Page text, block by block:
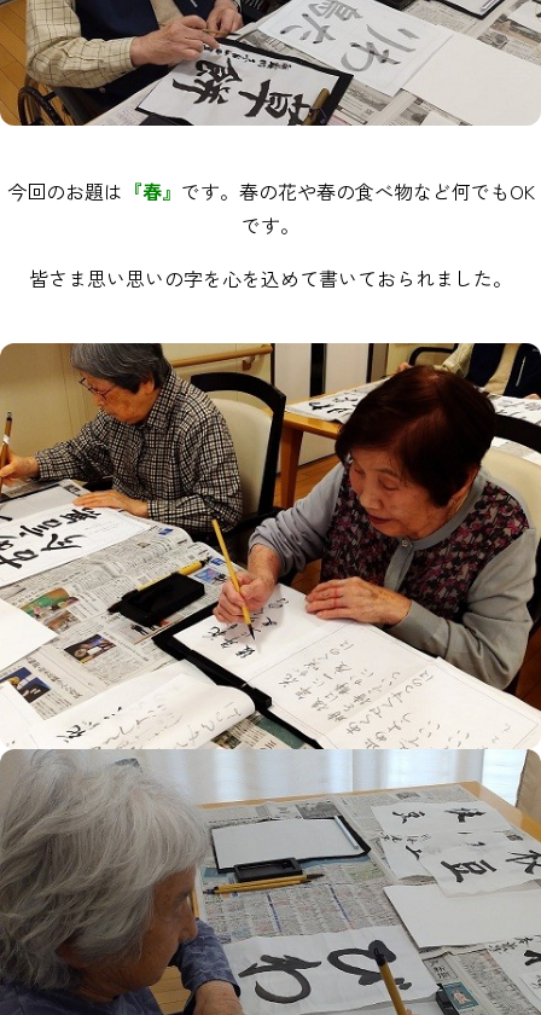
今回のお題は 『春』 です。春の花や春の食べ物など何でもOK
です。
皆さま思い思いの字を心を込めて書いておられました。